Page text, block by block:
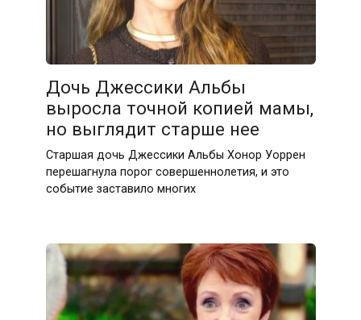
Дочь Джессики Альбы
выросла точной копией мамы,
но выглядит старше нее
Старшая дочь Джессики Альбы Хонор Уоррен
перешагнула порог совершеннолетия, и это
событие заставило многих